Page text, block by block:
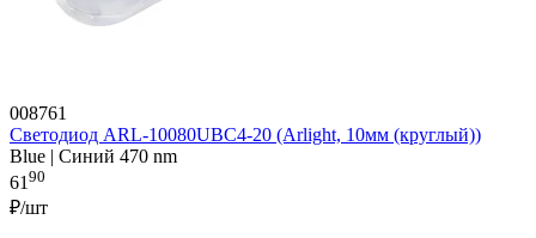
008761
Светодиод ARL-10080UBC4-20 (Arlight, 10мм (круглый))
Blue | Синий 470 nm
61 90
₽/шт